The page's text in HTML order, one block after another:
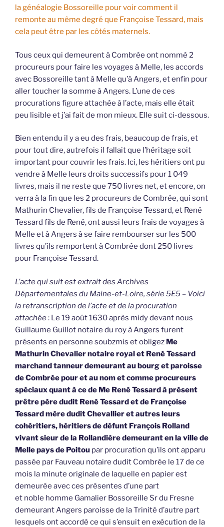
la généalogie Bossoreille pour voir comment il
remonte au même degré que Françoise Tessard, mais
cela peut être par les côtés maternels.
Tous ceux qui demeurent à Combrée ont nommé 2
procureurs pour faire les voyages à Melle, les accords
avec Bossoreille tant à Melle qu’à Angers, et enfin pour
aller toucher la somme à Angers. L’une de ces
procurations figure attachée à l’acte, mais elle était
peu lisible et j’ai fait de mon mieux. Elle suit ci-dessous.
Bien entendu il y a eu des frais, beaucoup de frais, et
pour tout dire, autrefois il fallait que l’héritage soit
important pour couvrir les frais. Ici, les héritiers ont pu
vendre à Melle leurs droits successifs pour 1 049
livres, mais il ne reste que 750 livres net, et encore, on
verra à la fin que les 2 procureurs de Combrée, qui sont
Mathurin Chevalier, fils de Françoise Tessard, et René
Tessard fils de René, ont aussi leurs frais de voyages à
Melle et à Angers à se faire rembourser sur les 500
livres qu’ils remportent à Combrée dont 250 livres
pour Françoise Tessard.
L’acte qui suit est extrait des Archives
Départementales du Maine-et-Loire, série 5E5 – Voici
la retranscription de l’acte et de la procuration
attachée: Le 19 août 1630 après midy devant nous
Guillaume Guillot notaire du roy à Angers furent
présents en personne soubzmis et obligez Me
Mathurin Chevalier notaire royal et René Tessard
marchand tanneur demeurant au bourg et paroisse
de Combrée pour et au nom et comme procureurs
spéciaux quant à ce de Me René Tessard à présent
prêtre père dudit René Tessard et de Françoise
Tessard mère dudit Chevallier et autres leurs
cohéritiers, héritiers de défunt François Rolland
vivant sieur de la Rollandière demeurant en la ville de
Melle pays de Poitou par procuration qu’ils ont apparu
passée par Fauveau notaire dudit Combrée le 17 de ce
mois la minute originale de laquelle en papier est
demeurée avec ces présentes d’une part
et noble homme Gamalier Bossoreille Sr du Fresne
demeurant Angers paroisse de la Trinité d’autre part
lesquels ont accordé ce qui s’ensuit en exécution de la